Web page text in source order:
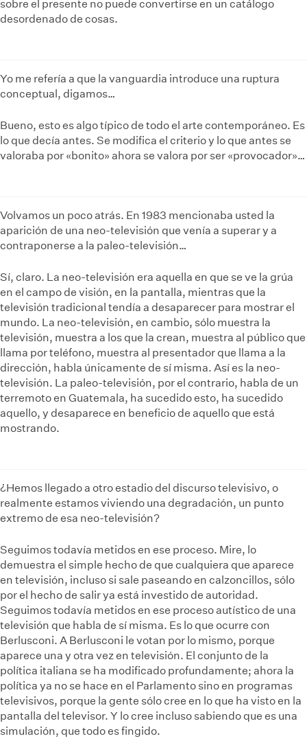
sobre el presente no puede convertirse en un catálogo
desordenado de cosas.
Yo me refería a que la vanguardia introduce una ruptura
conceptual, digamos…
Bueno, esto es algo típico de todo el arte contemporáneo. Es
lo que decía antes. Se modifica el criterio y lo que antes se
valoraba por «bonito» ahora se valora por ser «provocador»…
Volvamos un poco atrás. En 1983 mencionaba usted la
aparición de una neo-televisión que venía a superar y a
contraponerse a la paleo-televisión…
Sí, claro. La neo-televisión era aquella en que se ve la grúa
en el campo de visión, en la pantalla, mientras que la
televisión tradicional tendía a desaparecer para mostrar el
mundo. La neo-televisión, en cambio, sólo muestra la
televisión, muestra a los que la crean, muestra al público que
llama por teléfono, muestra al presentador que llama a la
dirección, habla únicamente de sí misma. Así es la neo-
televisión. La paleo-televisión, por el contrario, habla de un
terremoto en Guatemala, ha sucedido esto, ha sucedido
aquello, y desaparece en beneficio de aquello que está
mostrando.
¿Hemos llegado a otro estadio del discurso televisivo, o
realmente estamos viviendo una degradación, un punto
extremo de esa neo-televisión?
Seguimos todavía metidos en ese proceso. Mire, lo
demuestra el simple hecho de que cualquiera que aparece
en televisión, incluso si sale paseando en calzoncillos, sólo
por el hecho de salir ya está investido de autoridad.
Seguimos todavía metidos en ese proceso autístico de una
televisión que habla de sí misma. Es lo que ocurre con
Berlusconi. A Berlusconi le votan por lo mismo, porque
aparece una y otra vez en televisión. El conjunto de la
política italiana se ha modificado profundamente; ahora la
política ya no se hace en el Parlamento sino en programas
televisivos, porque la gente sólo cree en lo que ha visto en la
pantalla del televisor. Y lo cree incluso sabiendo que es una
simulación, que todo es fingido.